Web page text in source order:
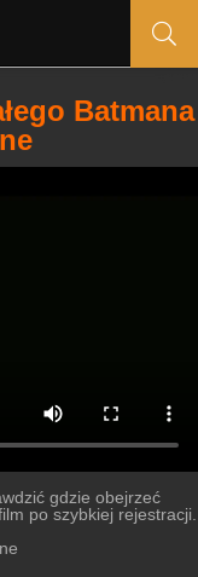
Batmana
gdzie obejrzeć
po szybkiej rejestracji.